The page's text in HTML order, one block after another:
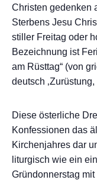
Christen gedenken
Sterbens Jesu
stiller Freitag oder
Bezeichnung ist
am Rüsttag“ (von
deutsch
Diese österliche
Konfessionen das
Kirchenjahres dar
liturgisch wie ein
Gründonnerstag